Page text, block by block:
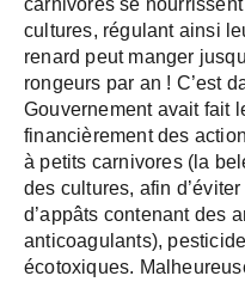
carnivores se
cultures, régulant ainsi
renard peut manger
rongeurs par an ! C’est
Gouvernement avait fait
financièrement des
à petits carnivores (la
des cultures, afin
d’appâts contenant des
anticoagulants),
écotoxiques.